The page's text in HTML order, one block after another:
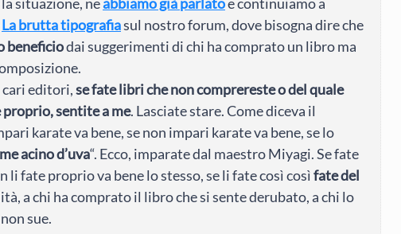
La brutta tipografiasul nostro forum, dove bisogna dire che
beneficiodai suggerimenti di chi ha comprato un libro ma
cari editori,se fate libri che non comprereste o del quale
sentite a me. Lasciate stare. Come diceva il
karate va bene, se non impari karate va bene, se lo
acino d’uva“. Ecco, imparate dal maestro Miyagi. Se fate
li fate proprio va bene lo stesso, se li fate così cosìfate del
a chi ha comprato il libro che si sente derubato, a chi lo
sue.